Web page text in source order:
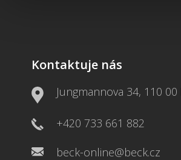
Kontaktuje nás
Jungmannova 34, 110 00
+420 733 661 882
beck-online@beck.cz